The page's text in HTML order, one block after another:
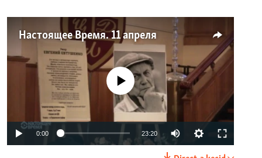
Настоящее Время. 11 апреля
No media source currently available
0:00 23:20